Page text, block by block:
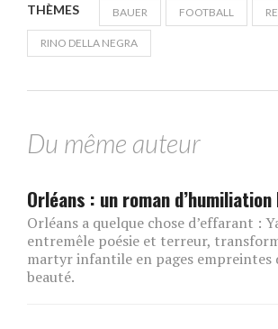
THÈMES BAUER FOOTBALL
RINO DELLA NEGRA
Du même auteur
Orléans : un roman
Orléans a quelque chose d’effarant :
entremêle poésie et terreur,
martyr infantile en pages empreintes
beauté.